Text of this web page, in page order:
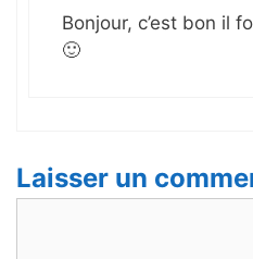
Bonjour, c’est bon il
🙂
Laisser un